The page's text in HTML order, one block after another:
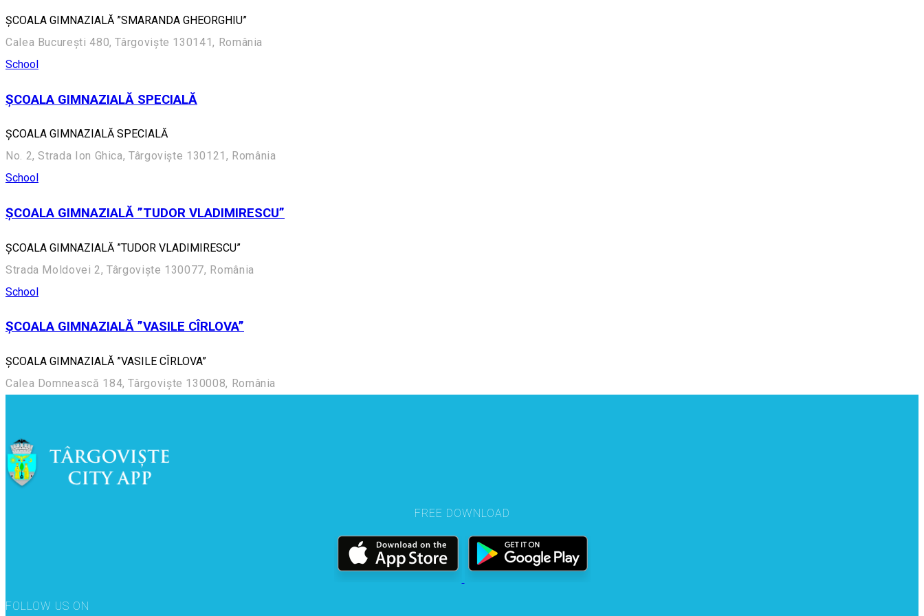
ȘCOALA GIMNAZIALĂ ”SMARANDA GHEORGHIU”
Calea București 480, Târgoviște 130141, România
School
ȘCOALA GIMNAZIALĂ SPECIALĂ
ȘCOALA GIMNAZIALĂ SPECIALĂ
No. 2, Strada Ion Ghica, Târgoviște 130121, România
School
ȘCOALA GIMNAZIALĂ ”TUDOR VLADIMIRESCU”
ȘCOALA GIMNAZIALĂ ”TUDOR VLADIMIRESCU”
Strada Moldovei 2, Târgoviște 130077, România
School
ȘCOALA GIMNAZIALĂ ”VASILE CÎRLOVA”
ȘCOALA GIMNAZIALĂ ”VASILE CÎRLOVA”
Calea Domnească 184, Târgoviște 130008, România
FREE DOWNLOAD
FOLLOW US ON